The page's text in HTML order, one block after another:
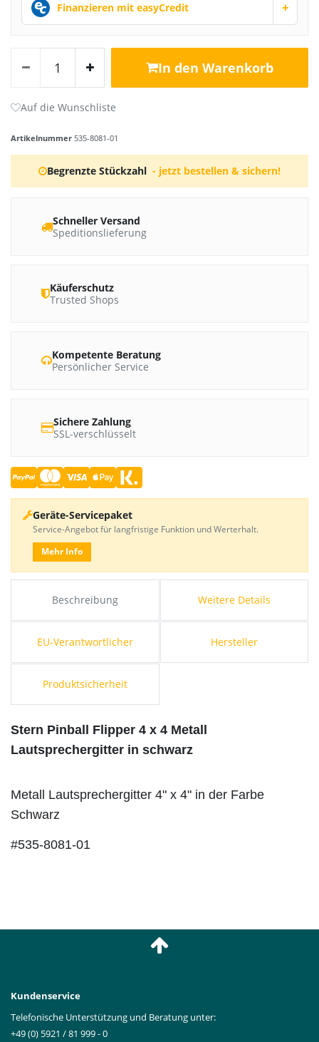
Beschreibung Weitere Details
EU-Verantwortlicher Hersteller
Produktsicherheit
Stern Pinball Flipper 4 x 4 Metall
Lautsprechergitter in schwarz
Metall Lautsprechergitter 4" x 4" in der Farbe
Schwarz
#535-8081-01
Finanzieren mit easyCredit +
In den Warenkorb
Artikelnummer 535-8081-01
Begrenzte Stückzahl - jetzt bestellen & sichern!
Schneller Versand
Speditionslieferung
Käuferschutz
Trusted Shops
Kompetente Beratung
Persönlicher Service
Sichere Zahlung
SSL-verschlüsselt
Geräte-Servicepaket
Service-Angebot für langfristige Funktion und Werterhalt.
Mehr Info
Kundenservice
Telefonische Unterstützung und Beratung unter:
+49 (0) 5921 / 81 999 - 0